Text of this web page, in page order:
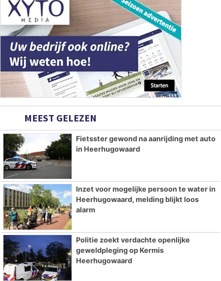
MEEST GELEZEN
Fietsster gewond na aanrijding met auto
in Heerhugowaard
Inzet voor mogelijke persoon te water in
Heerhugowaard, melding blijkt loos
alarm
Politie zoekt verdachte openlijke
geweldpleging op Kermis
Heerhugowaard